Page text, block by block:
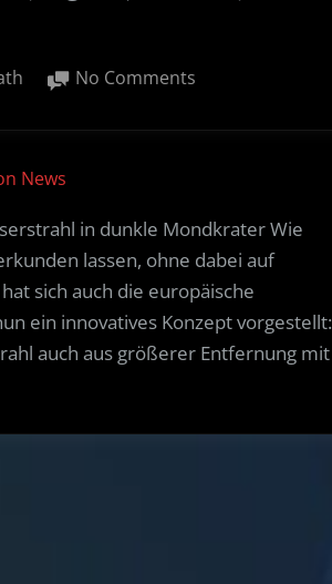
No Comments
(English,
German)
–
21.05.20
News
in dunkle Mondkrater Wie
lassen, ohne dabei auf
sich auch die europäische
ein innovatives Konzept vorgestellt:
auch aus größerer Entfernung mit